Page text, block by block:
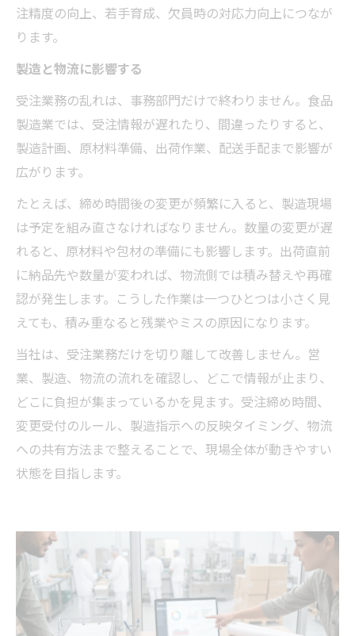
注精度の向上、若手育成、欠員時の対応力向上につなが
ります。
製造と物流に影響する
受注業務の乱れは、事務部門だけで終わりません。食品
製造業では、受注情報が遅れたり、間違ったりすると、
製造計画、原材料準備、出荷作業、配送手配まで影響が
広がります。
たとえば、締め時間後の変更が頻繁に入ると、製造現場
は予定を組み直さなければなりません。数量の変更が遅
れると、原材料や包材の準備にも影響します。出荷直前
に納品先や数量が変われば、物流側では積み替えや再確
認が発生します。こうした作業は一つひとつは小さく見
えても、積み重なると残業やミスの原因になります。
当社は、受注業務だけを切り離して改善しません。営
業、製造、物流の流れを確認し、どこで情報が止まり、
どこに負担が集まっているかを見ます。受注締め時間、
変更受付のルール、製造指示への反映タイミング、物流
への共有方法まで整えることで、現場全体が動きやすい
状態を目指します。